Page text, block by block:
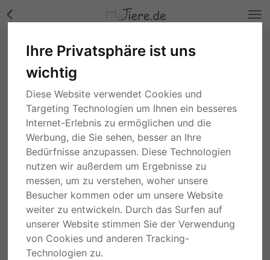
Ihre Privatsphäre ist uns
wichtig
Diese Website verwendet Cookies und
Targeting Technologien um Ihnen ein besseres
Internet-Erlebnis zu ermöglichen und die
Werbung, die Sie sehen, besser an Ihre
Bedürfnisse anzupassen. Diese Technologien
nutzen wir außerdem um Ergebnisse zu
messen, um zu verstehen, woher unsere
Besucher kommen oder um unsere Website
weiter zu entwickeln. Durch das Surfen auf
unserer Website stimmen Sie der Verwendung
von Cookies und anderen Tracking-
Technologien zu.
Csibesz - 65 cm - FREUNDLICHER RÜDE
SUCHT ZUHAUSE! ( aus dem Tierschutz / mit
Video), Mischling - Rüde Bilder
Nordrhein-Westfalen, vor 5 Jahren